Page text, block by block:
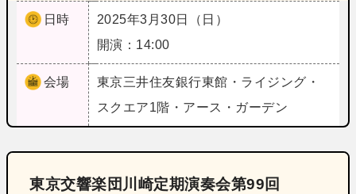
日時
2025年3月30日（日）
開演：14:00
会場 東京三井住友銀行東館・ライジング・
スクエア1階・アース・ガーデン
東京交響楽団川崎定期演奏会第99回